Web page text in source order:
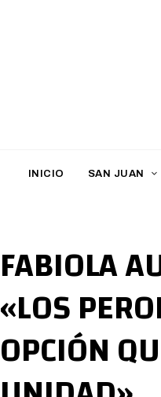
INICIO SAN JUAN
FABIOLA
«LOS
OPCIÓN